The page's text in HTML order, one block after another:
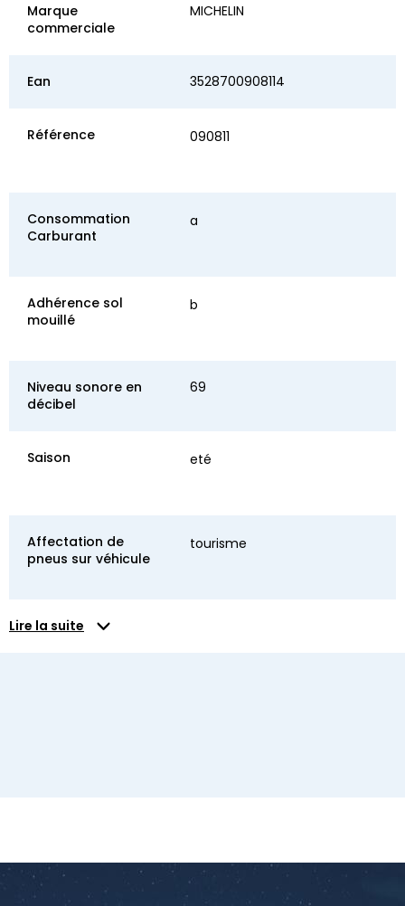
Marque
commerciale
MICHELIN
Ean 3528700908114
Référence 090811
Consommation
Carburant
a
Adhérence sol
mouillé
b
Niveau sonore en
décibel
69
Saison eté
Affectation de
pneus sur véhicule
tourisme
Lire la suite